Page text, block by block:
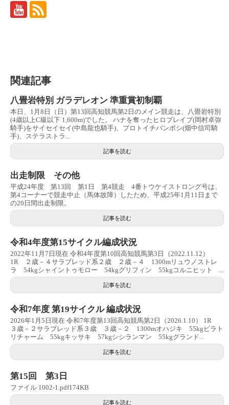
関連記事
八畳岩特別 ガラデレオン 準重賞初制覇
本日、1月8日（日）第13回高知競馬第2日のメイン競走は、八畳岩特別
(4歳以上C級以下 1,600m)でした。 ハナを奪ったヒロブレイブ(岡村卓弥
騎手)をサイセイセイ(中島龍也騎手)、プロトイチバンボシ(畑中信司騎
手)、ステラストラ...
記事を読む
出走制限 その他
平成24年度 第13回 第1日 第4競走 4番トウケイストロング号は、
第4コーナーで競走中止（馬体故障）したため、平成25年1月11日まで
の20日間出走制限。
記事を読む
令和4年度第15サイクル編成状況
2022年11月7日現在 令和4年度第10回高知競馬第3日（2022.11.12）
1R ２歳－４サラブレッド系２歳 ２歳－４ 1300mリュウノストレ
ラ 54kgシャイントゥモロー 54kgグリフィン 55kgコルニヒット ...
記事を読む
令和7年度 第19サイクル 編成状況
2026年1月5日現在 令和7年度第13回高知競馬第2日（2026.1.10） 1R
３歳－２サラブレッド系３歳 ３歳－２ 1300mオハジキ 55kgビラト
リチャーム 55kgキッサキ 57kgシシランマン 55kgグランド...
記事を読む
第15回 第3日
ファイル 1002-1.pdf174KB
記事を読む